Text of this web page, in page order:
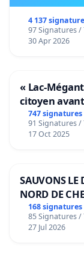
4 137
97 Signatures /
30 Apr 2026
« Lac-
citoyen
de notre
747 signatures
91 Signatures /
17 Oct 2025
SAUVONS LE
NORD DE
168 signatures
85 Signatures /
27 Jul 2026